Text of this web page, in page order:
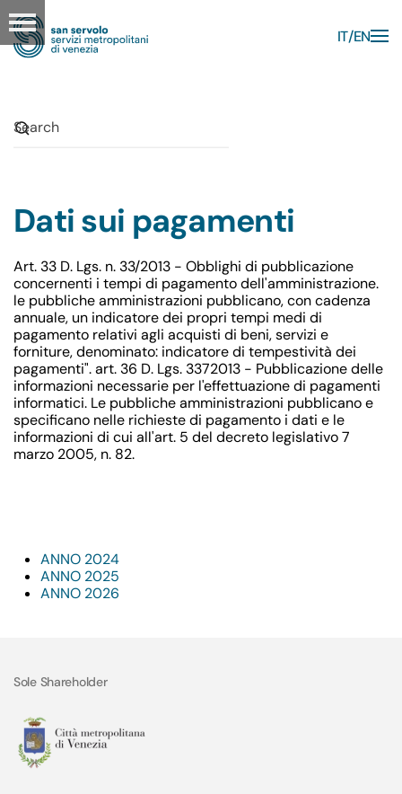
Skip to main content
IT EN
Dati sui pagamenti
Art. 33 D. Lgs. n. 33/2013 - Obblighi di pubblicazione
concernenti i tempi di pagamento dell'amministrazione.
le pubbliche amministrazioni pubblicano, con cadenza
annuale, un indicatore dei propri tempi medi di
pagamento relativi agli acquisti di beni, servizi e
forniture, denominato: indicatore di tempestività dei
pagamenti". art. 36 D. Lgs. 3372013 - Pubblicazione delle
informazioni necessarie per l'effettuazione di pagamenti
informatici. Le pubbliche amministrazioni pubblicano e
specificano nelle richieste di pagamento i dati e le
informazioni di cui all'art. 5 del decreto legislativo 7
marzo 2005, n. 82.
ANNO 2024
ANNO 2025
ANNO 2026
Sole Shareholder